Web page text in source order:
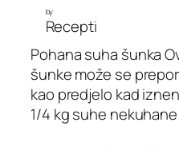
by
Recepti
Pohana suha šunka
šunke može se
kao predjelo kad
1/4 kg suhe